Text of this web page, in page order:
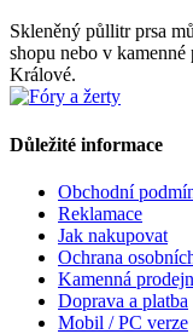
Skleněný půllitr prsa
shopu nebo v
Králové.
Důležité informace
Obchodní
Reklamace
Jak nakupovat
Ochrana
Kamenná
Doprava a platba
Mobil / PC verze